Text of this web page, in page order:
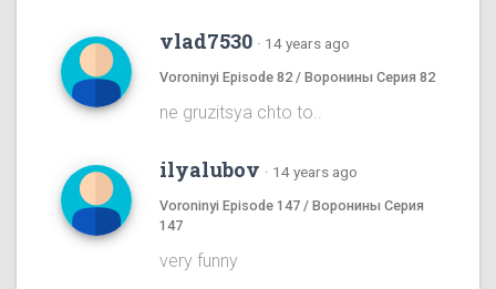
vlad7530 · 14 years ago
Voroninyi Episode 82 / Воронины Серия 82
ne gruzitsya chto to..
ilyalubov · 14 years ago
Voroninyi Episode 147 / Воронины Серия
147
very funny